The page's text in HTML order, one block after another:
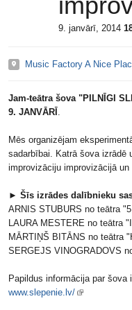
9. janvārī, 2014
Music Factory A Nice
Jam-teātra šova "PILNĪGI
9. JANVĀRĪ .
Mēs organizējam
sadarbībai. Katrā šova
improvizāciju improvizācijā
► Šīs izrādes dalībnieku
ARNIS STUBURS no teātra
LAURA MESTERE no teātra
MĀRTIŅŠ BITĀNS no teātra
SERGEJS VINOGRADOVS
Papildus informācija par šova
www.slepenie.lv/